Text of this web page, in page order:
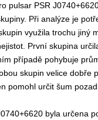
pulsar PSR
Při analýze je
využila trochu jiný
První skupina
případě pohybuje
skupin velice
pomohl určit šum
byla určena